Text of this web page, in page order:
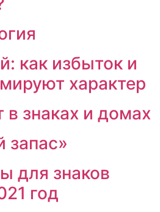
как избыток и
характер
в знаках и домах
запас»
для знаков
год